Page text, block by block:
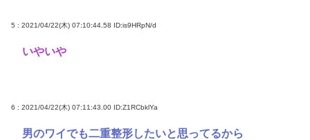
5 : 2021/04/22(木) 07:10:44.58 ID:is9HRpN/d
いやいや
6 : 2021/04/22(木) 07:11:43.00 ID:Z1RCbklYa
男のワイでも二重整形したいと思ってるから